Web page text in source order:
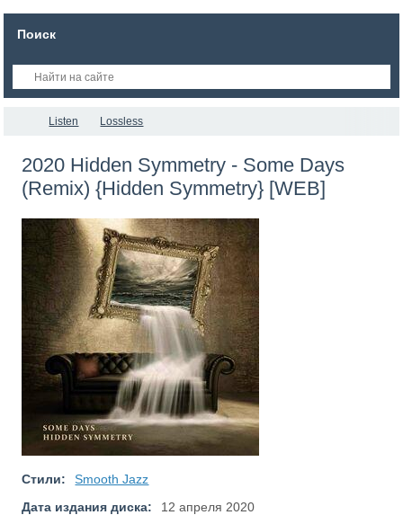
Поиск
Listen Lossless
2020 Hidden Symmetry - Some Days
(Remix) {Hidden Symmetry} [WEB]
Стили:
Smooth Jazz
Дата издания диска:
12 апреля 2020